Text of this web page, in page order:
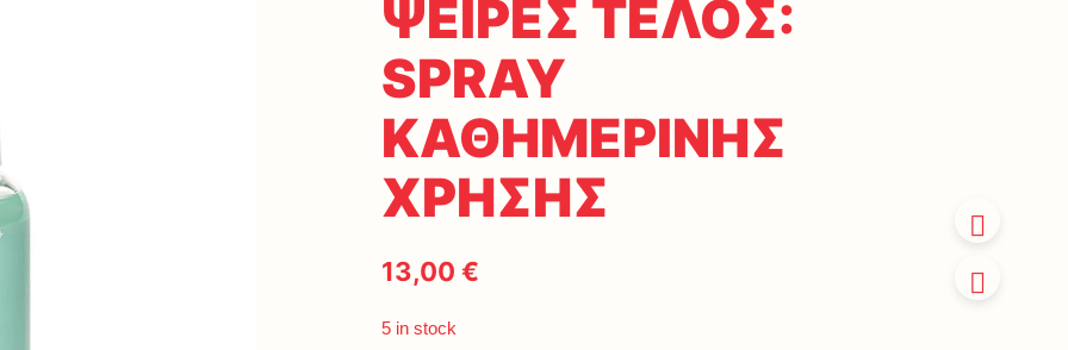
ΨΕΙΡΕΣ ΤΕΛΟΣ:
SPRAY
ΚΑΘΗΜΕΡΙΝΗΣ
ΧΡΗΣΗΣ
13,00€
5 in stock